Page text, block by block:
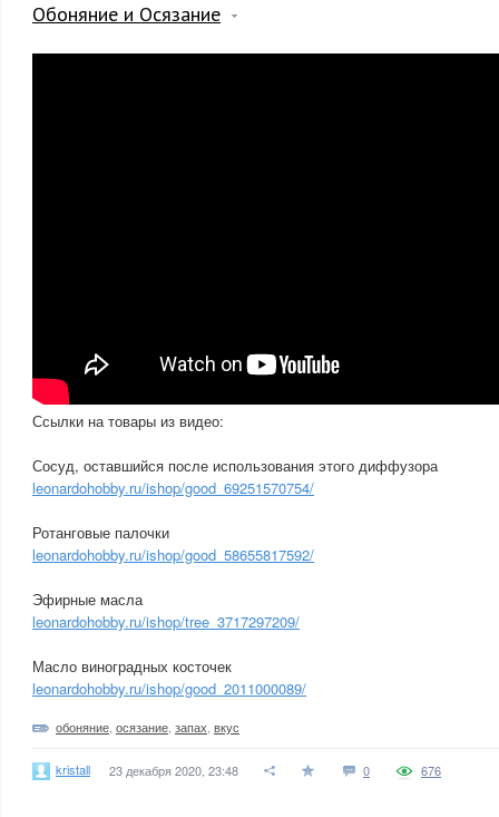
Обоняние и Осязание
Ссылки на товары из видео:
Сосуд, оставшийся после использования этого диффузора
leonardohobby.ru/ishop/good_69251570754/
Ротанговые палочки
leonardohobby.ru/ishop/good_58655817592/
Эфирные масла
leonardohobby.ru/ishop/tree_3717297209/
Масло виноградных косточек
leonardohobby.ru/ishop/good_2011000089/
обоняние осязание запах вкус
kristall 23 декабря 2020, 23:48 0 676